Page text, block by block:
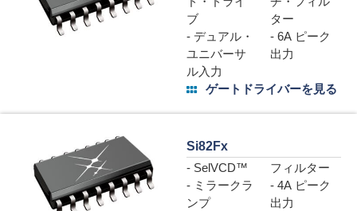
ブ
- デュアル・
ユニバーサ
ル入力
ター
- 6A ピーク
出力
ゲートドライバーを見る
Si82Fx
- SelVCD™
- ミラークラ
ンプ
フィルター
- 4A ピーク
出力